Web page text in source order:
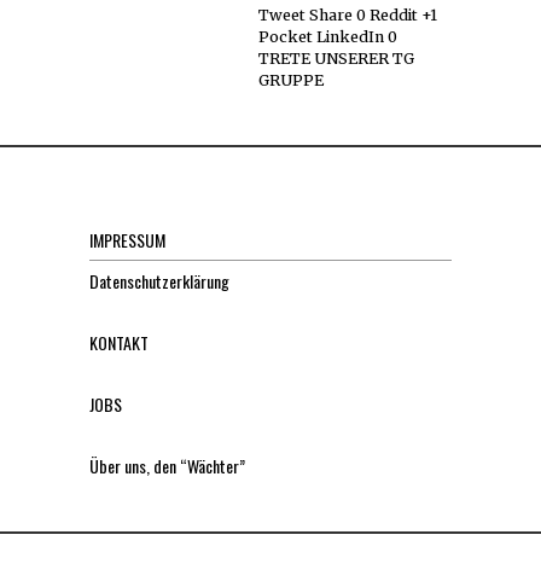
Tweet Share 0 Reddit +1
Pocket LinkedIn 0
TRETE UNSERER TG
GRUPPE
IMPRESSUM
Datenschutzerklärung
KONTAKT
JOBS
Über uns, den “Wächter”